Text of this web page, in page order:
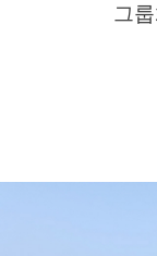
그